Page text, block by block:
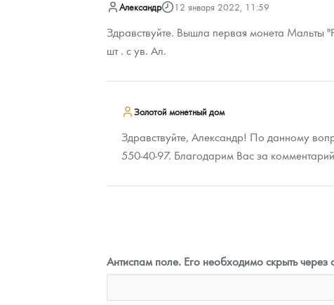
Александр 12 января 2022, 11:59
Здравствуйте. Вышла первая монета Мальты
шт . с ув. Ал.
Золотой монетный дом
Здравствуйте, Александр! По данному
550-40-97. Благодарим Вас за
Антиспам поле. Его необходимо скрыть через